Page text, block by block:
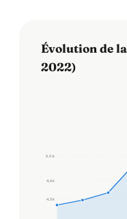
Évolution de
2022)
4,3 k
4,6 k
5,0 k